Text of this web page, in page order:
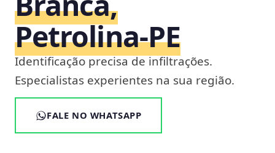
Petrolina‑PE
Identificação precisa de infiltrações.
Especialistas experientes na sua região.
FALE NO WHATSAPP